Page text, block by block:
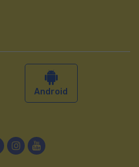
Android
TwitterInstagram
YouTube